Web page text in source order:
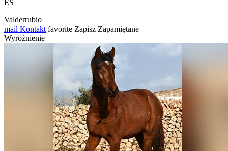
ES
Valderrubio
mail Kontakt favorite Zapisz Zapamiętane
Wyróżnienie